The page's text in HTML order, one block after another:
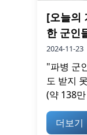
[오늘의
한 군인
2024-11-23
"파병 군
도 받지
(약 138
더보기